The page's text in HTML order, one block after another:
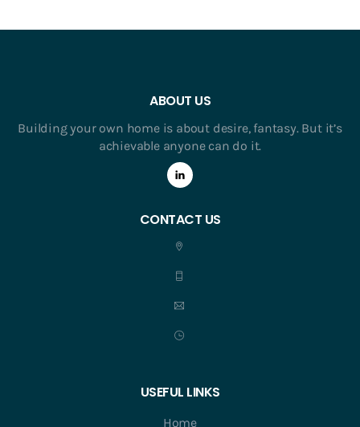
ABOUT US
Building your own home is about desire, fantasy. But it’s
achievable anyone can do it.
CONTACT US
USEFUL LINKS
Home